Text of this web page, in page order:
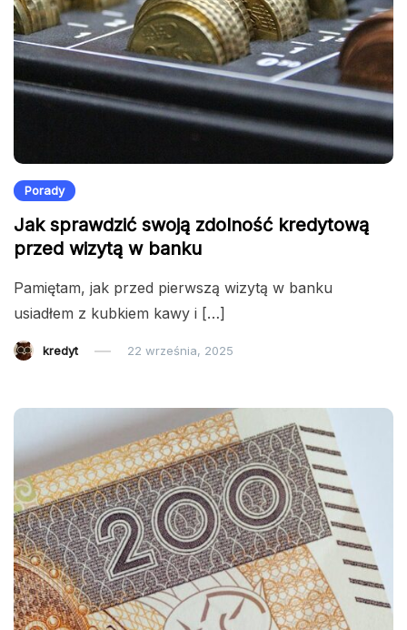
Porady
Jak sprawdzić swoją zdolność kredytową
przed wizytą w banku
Pamiętam, jak przed pierwszą wizytą w banku
usiadłem z kubkiem kawy i […]
kredyt 22 września, 2025